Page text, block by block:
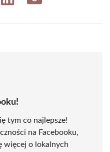
Share
Share
tym co najlepsze!
na Facebooku,
więcej o lokalnych